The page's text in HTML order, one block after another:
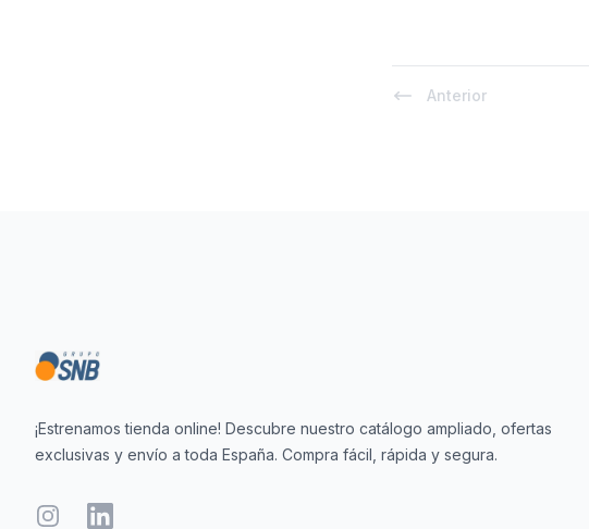
Anterior
¡Estrenamos tienda online! Descubre nuestro catálogo ampliado, ofertas
exclusivas y envío a toda España. Compra fácil, rápida y segura.
InstagramLinkedIn